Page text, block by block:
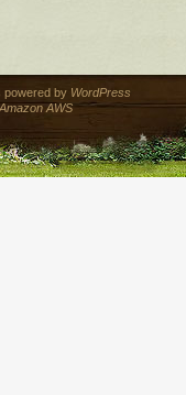
powered by WordPress
Amazon AWS